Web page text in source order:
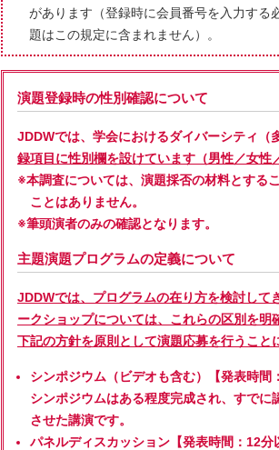
があります（登録時に会員番号を入力す
題はこの規定に含まれません）。
演題登録時の性別確認について
JDDWでは、学会におけるダイバーシティ（
録項目に性別欄を設けています（男性／女性
※本調査については、演題採否の材料とする
ことはありません。
※筆頭演者のみの確認となります。
主題演題プログラムの定義について
JDDWでは、プログラムの在り方を検討して
ークショップについては、これらの区別を明
下記の方針を原則として演題応募を行うこと
シンポジウム（ビデオも含む）【発表時間
シンポジウムはある程度完成され、すで
させた講演です。
パネルディスカッション【発表時間：12分